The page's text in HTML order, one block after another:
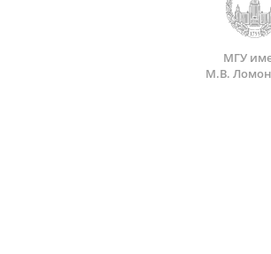
МГУ
М.В.